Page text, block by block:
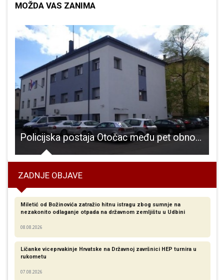
MOŽDA VAS ZANIMA
Policijska postaja Otočac među pet obnovljenih policijskih objekata u Hrvatskoj
ZADNJE OBJAVE
Miletić od Božinovića zatražio hitnu istragu zbog sumnje na
nezakonito odlaganje otpada na državnom zemljištu u Udbini
08.08.2026
Ličanke viceprvakinje Hrvatske na Državnoj završnici HEP turnira u
rukometu
07.08.2026